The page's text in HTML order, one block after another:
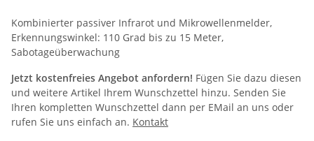
Kombinierter passiver Infrarot und Mikrowellenmelder,
Erkennungswinkel: 110 Grad bis zu 15 Meter,
Sabotageüberwachung
Jetzt kostenfreies Angebot anfordern! Fügen Sie dazu diesen
und weitere Artikel Ihrem Wunschzettel hinzu. Senden Sie
Ihren kompletten Wunschzettel dann per EMail an uns oder
rufen Sie uns einfach an. Kontakt